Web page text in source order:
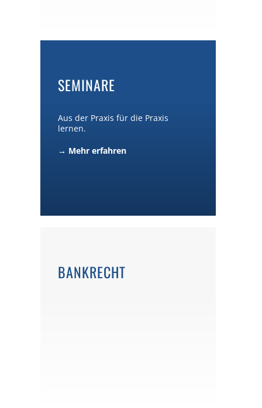
SEMINARE
Aus der Praxis für die Praxis
lernen.
→ Mehr erfahren
BANKRECHT